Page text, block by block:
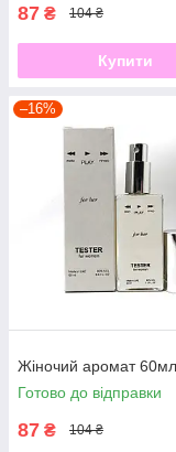
87 ₴ 104 ₴
Купити
–16%
Жіночий аромат 60мл
Готово до відправки
87 ₴ 104 ₴